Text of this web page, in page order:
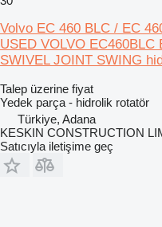
Volvo EC 460 BLC / EC
USED VOLVO EC460BLC
SWIVEL JOINT SWING
Talep üzerine fiyat
Yedek parça - hidrolik rotatör
Türkiye, Adana
KESKIN CONSTRUCTION
Satıcıyla iletişime geç